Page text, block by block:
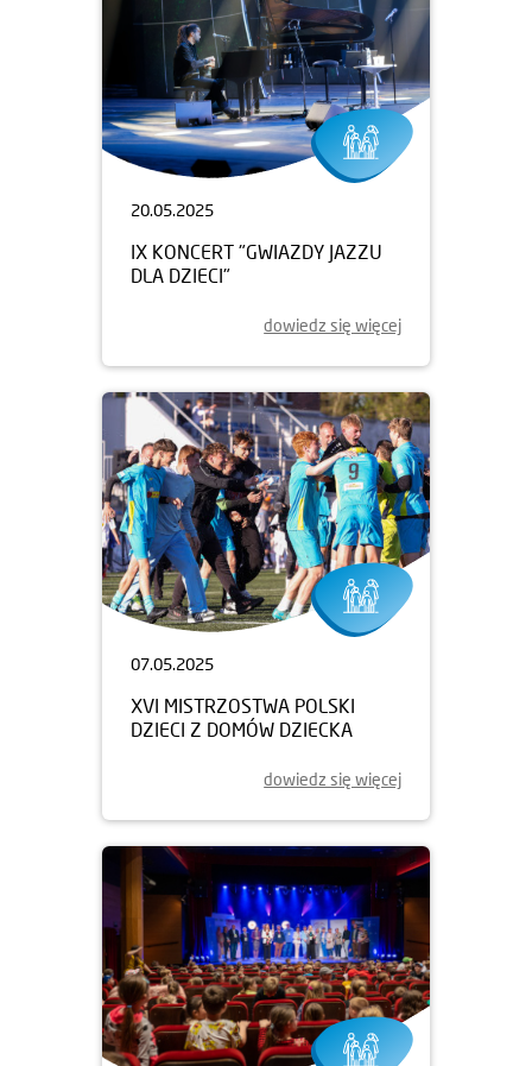
20.05.2025
IX KONCERT "GWIAZDY JAZZU
DLA DZIECI"
dowiedz się więcej
07.05.2025
XVI MISTRZOSTWA POLSKI
DZIECI Z DOMÓW DZIECKA
dowiedz się więcej